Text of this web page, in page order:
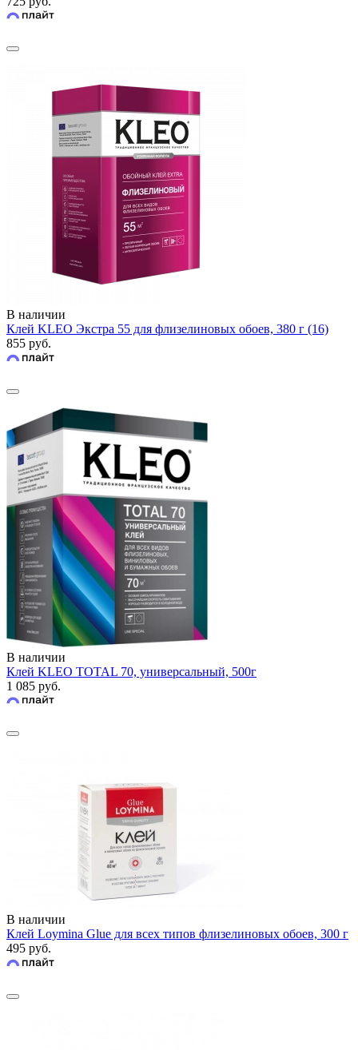
В наличии
Клей KLEO Экстра 55 для флизелиновых обоев, 380 г (16)
855 руб.
В наличии
Клей KLEO TOTAL 70, универсальный, 500г
1 085 руб.
В наличии
Клей Loymina Glue для всех типов флизелиновых обоев, 300 г
495 руб.